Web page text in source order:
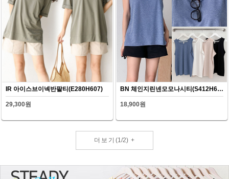
IR 아이스브이넥반팔티(E280H607)
29,300원
BN 체인지린넨모모나시티(S412H607)
18,900원
더보기 (1/2)+